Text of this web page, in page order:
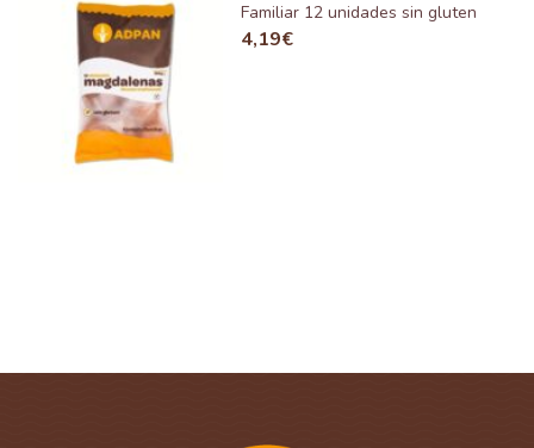
Familiar 12 unidades sin gluten
4,19€